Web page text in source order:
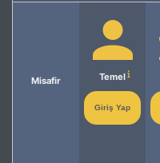
Misafir Temel
Giriş Yap